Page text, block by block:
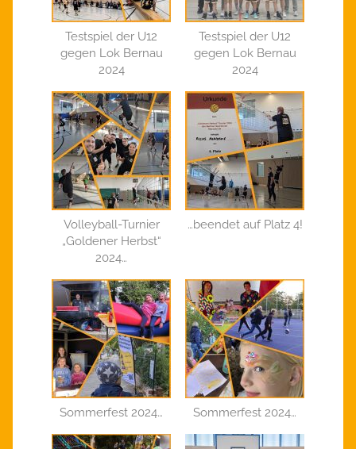
Testspiel der U12
gegen Lok Bernau
2024
Testspiel der U12
gegen Lok Bernau
2024
Volleyball-Turnier
„Goldener Herbst“
2024…
…beendet auf Platz 4!
Sommerfest 2024… Sommerfest 2024…